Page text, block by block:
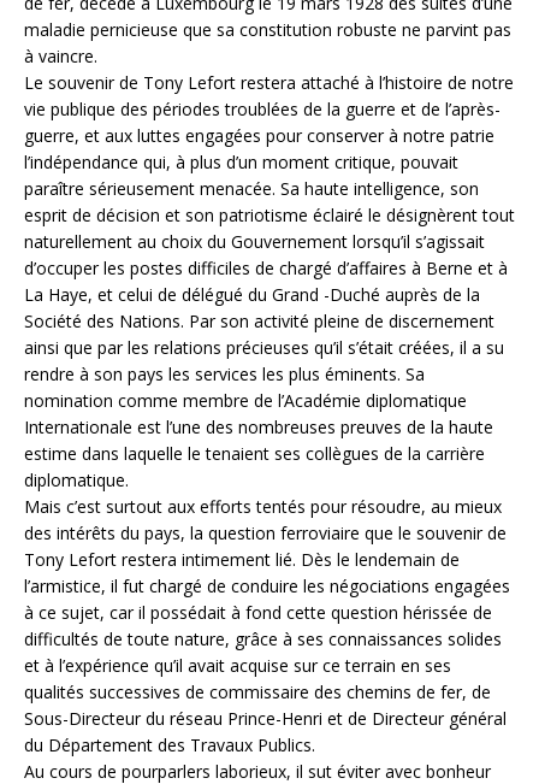
maladie pernicieuse que sa constitution robuste ne parvint pas
à vaincre.
Le souvenir de Tony Lefort restera attaché à l’histoire de notre
vie publique des périodes troublées de la guerre et de l’après-
guerre, et aux luttes engagées pour conserver à notre patrie
l’indépendance qui, à plus d’un moment critique, pouvait
paraître sérieusement menacée. Sa haute intelligence, son
esprit de décision et son patriotisme éclairé le désignèrent tout
naturellement au choix du Gouvernement lorsqu’il s’agissait
d’occuper les postes difficiles de chargé d’affaires à Berne et à
La Haye, et celui de délégué du Grand -Duché auprès de la
Société des Nations. Par son activité pleine de discernement
ainsi que par les relations précieuses qu’il s’était créées, il a su
rendre à son pays les services les plus éminents. Sa
nomination comme membre de l’Académie diplomatique
Internationale est l’une des nombreuses preuves de la haute
estime dans laquelle le tenaient ses collègues de la carrière
diplomatique.
Mais c’est surtout aux efforts tentés pour résoudre, au mieux
des intérêts du pays, la question ferroviaire que le souvenir de
Tony Lefort restera intimement lié. Dès le lendemain de
l’armistice, il fut chargé de conduire les négociations engagées
à ce sujet, car il possédait à fond cette question hérissée de
difficultés de toute nature, grâce à ses connaissances solides
et à l’expérience qu’il avait acquise sur ce terrain en ses
qualités successives de commissaire des chemins de fer, de
Sous-Directeur du réseau Prince-Henri et de Directeur général
du Département des Travaux Publics.
Au cours de pourparlers laborieux, il sut éviter avec bonheur